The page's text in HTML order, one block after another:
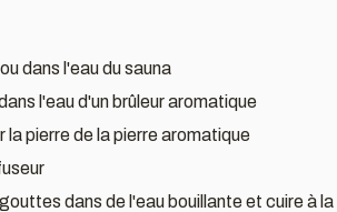
dans l'eau du sauna
l'eau d'un brûleur aromatique
pierre de la pierre aromatique
dans de l'eau bouillante et cuire à la